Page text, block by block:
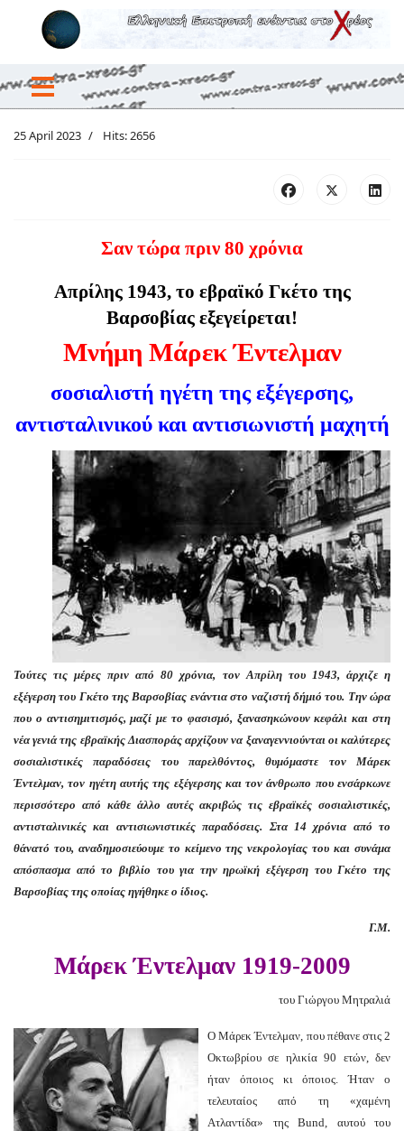
25 April 2023 Hits: 2656
​Σαν τώρα πριν 80 χρόνια
Απρίλης 1943, το εβραϊκό Γκέτο της
Βαρσοβίας εξεγείρεται!
Μνήμη Μάρεκ Έντελμαν
σοσιαλιστή ηγέτη της εξέγερσης,
αντισταλινικού και αντισιωνιστή μαχητή
Τούτες τις μέρες πριν από 80 χρόνια, τον Απρίλη του 1943, άρχιζε η
εξέγερση του Γκέτο της Βαρσοβίας ενάντια στο ναζιστή δήμιό του. Την ώρα
που ο αντισημιτισμός, μαζί με το φασισμό, ξανασηκώνουν κεφάλι και στη
νέα γενιά της εβραϊκής Διασποράς αρχίζουν να ξαναγεννιούνται οι καλύτερες
σοσιαλιστικές παραδόσεις του παρελθόντος, θυμόμαστε τον Μάρεκ
Έντελμαν, τον ηγέτη αυτής της εξέγερσης και τον άνθρωπο που ενσάρκωνε
περισσότερο από κάθε άλλο αυτές ακριβώς τις εβραϊκές σοσιαλιστικές,
αντισταλινικές και αντισιωνιστικές παραδόσεις. Στα 14 χρόνια από το
θάνατό του, αναδημοσιεύουμε το κείμενο της νεκρολογίας του και συνάμα
απόσπασμα από το βιβλίο του για την ηρωϊκή εξέγερση του Γκέτο της
Βαρσοβίας της οποίας ηγήθηκε ο ίδιος.
Γ.Μ.
Μάρεκ Έντελμαν 1919-2009
του Γιώργου Μητραλιά
Ο Μάρεκ Έντελμαν, που πέθανε στις 2
Οκτωβρίου σε ηλικία 90 ετών, δεν
ήταν όποιος κι όποιος. Ήταν ο
τελευταίος από τη «χαμένη
Ατλαντίδα» της Bund, αυτού του